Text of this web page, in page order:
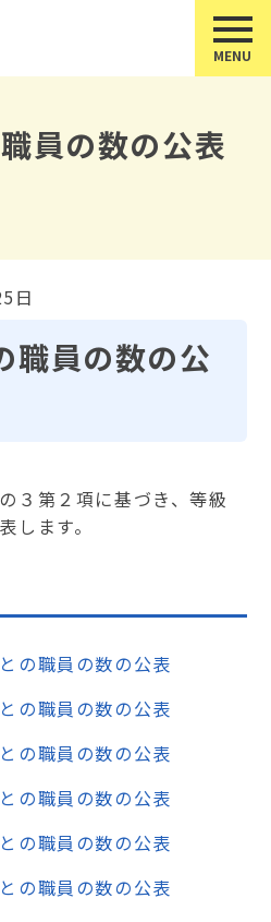
員の数の公表
日
職員の数の公
３第２項に基づき、等級
します。
の職員の数の公表
の職員の数の公表
の職員の数の公表
の職員の数の公表
の職員の数の公表
の職員の数の公表